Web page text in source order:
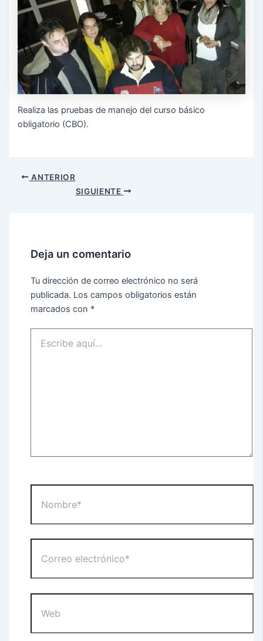
Realiza las pruebas de manejo del curso básico
obligatorio (CBO).
ANTERIOR
SIGUIENTE
Deja un comentario
Tu dirección de correo electrónico no será
publicada. Los campos obligatorios están
marcados con *
aquí...
electrónico*